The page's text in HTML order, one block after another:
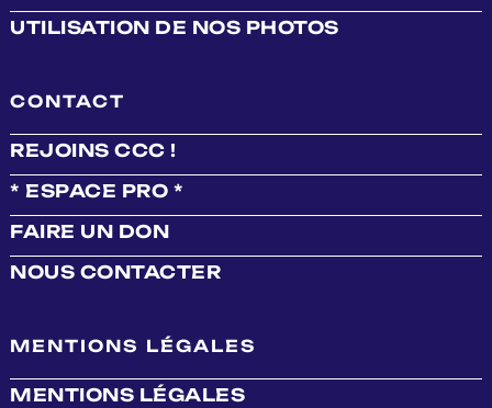
UTILISATION DE NOS PHOTOS
CONTACT
REJOINS CCC !
* ESPACE PRO *
FAIRE UN DON
NOUS CONTACTER
MENTIONS LÉGALES
MENTIONS LÉGALES